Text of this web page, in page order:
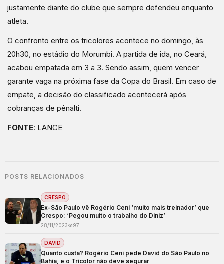
justamente diante do clube que sempre defendeu enquanto
atleta.
O confronto entre os tricolores acontece no domingo, às
20h30, no estádio do Morumbi. A partida de ida, no Ceará,
acabou empatada em 3 a 3. Sendo assim, quem vencer
garante vaga na próxima fase da Copa do Brasil. Em caso de
empate, a decisão do classificado acontecerá após
cobranças de pênalti.
FONTE: LANCE
POSTS RELACIONADOS
CRESPO
Ex-São Paulo vê Rogério Ceni ‘muito mais treinador’ que
Crespo: ‘Pegou muito o trabalho do Diniz’
28/11/2023 97
DAVID
Quanto custa? Rogério Ceni pede David do São Paulo no
Bahia, e o Tricolor não deve segurar